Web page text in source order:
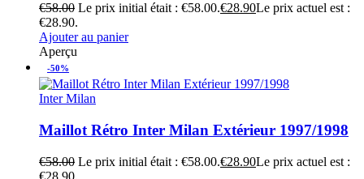
€58.00 Le prix initial était : €58.00.€28.90Le prix actuel est :
€28.90.
Ajouter au panier
Aperçu
-50%
Inter Milan
Maillot Rétro Inter Milan Extérieur 1997/1998
€58.00 Le prix initial était : €58.00.€28.90Le prix actuel est :
€28.90.